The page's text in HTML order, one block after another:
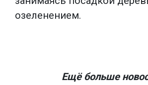
озеленением.
Ещё больше